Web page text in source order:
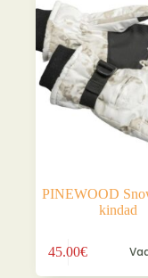
Valikuid
saab
teha
tootelehel.
PINEWOOD
kindad
45.00€
tootel